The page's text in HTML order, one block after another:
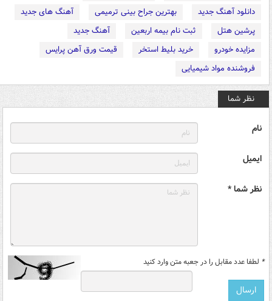
دانلود آهنگ جدید
بهترین جراح بینی ترمیمی
آهنگ های جدید
پرشین هتل
ثبت نام بیمه اربعین
آهنگ جدید
مزایده خودرو
خرید بلیط استخر
قیمت ورق آهن پرایس
فروشنده مواد شیمیایی
نظر شما
نام
ایمیل
نظر شما *
* لطفا عدد مقابل را در جعبه متن وارد کنید